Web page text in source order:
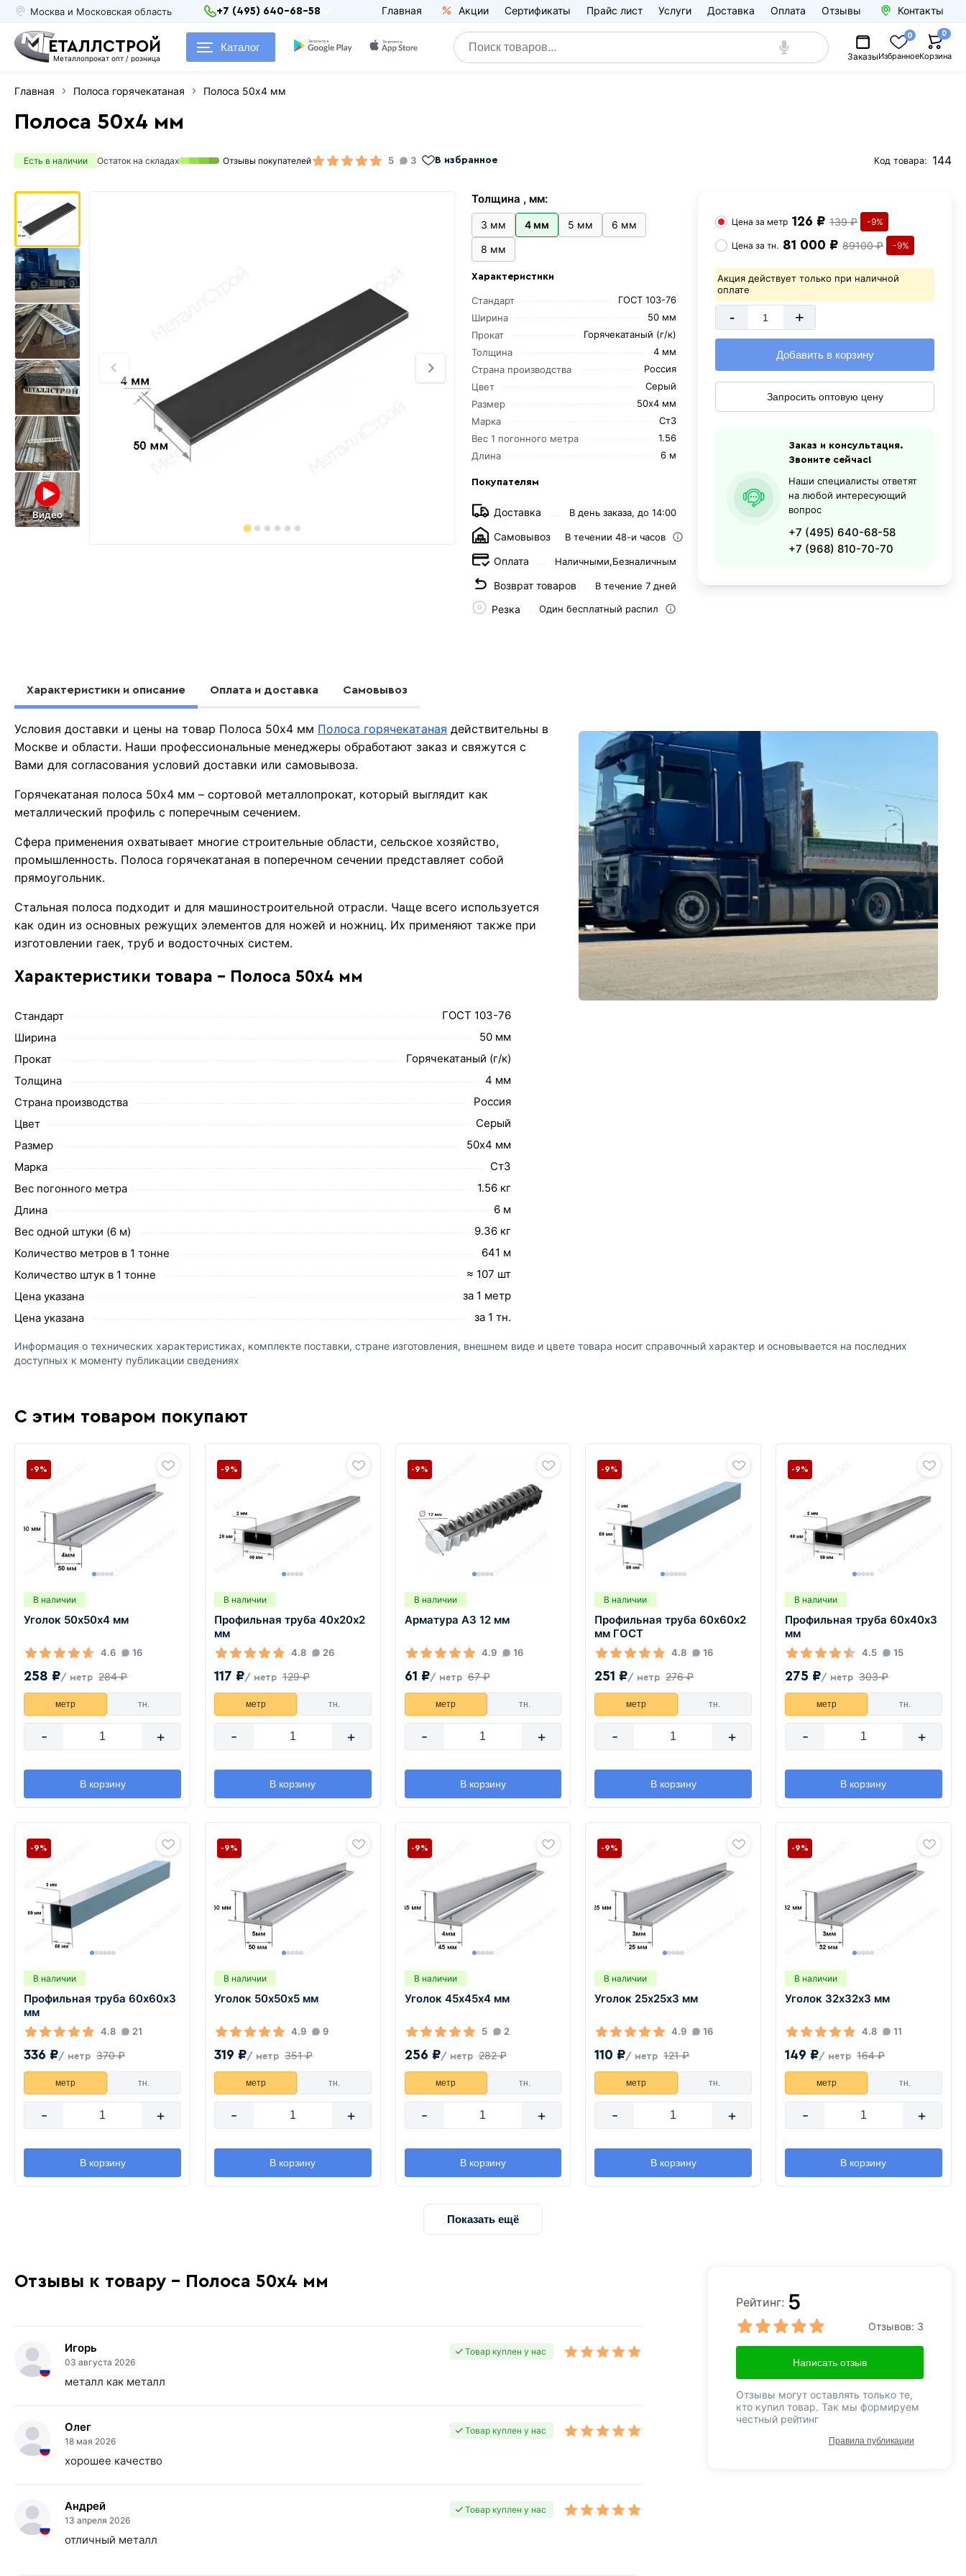
Москва и Московская область +7 (495) 640-68-58 Главная Акции Сертификаты Прайс лист Услуги Доставка Оплата Отзывы Контакты
ЕТАЛЛСТРОЙ
Металлопрокат опт / розница
Каталог
ЗаказыИзбранное
0
Корзина
0
Главная Полоса горячекатаная Полоса 50х4 мм
Полоса 50х4 мм
Есть в наличии Остаток на складах Отзывы покупателей 5 3 В избранное Код товара: 144
Видео
Толщина , мм:
3 мм 4 мм 5 мм
6 мм
8 мм
Характеристики
Стандарт
ГОСТ 103-76
Ширина
50 мм
Прокат
Горячекатаный (г/к)
Толщина
4 мм
Страна производства
Россия
Цвет
Серый
Размер
50х4 мм
Марка
Ст3
Вес 1 погонного метра
1.56
Длина
6 м
Покупателям
Доставка В день заказа, до 14:00
Самовывоз В течении 48-и часов
Оплата Наличными,Безналичным
Возврат товаров В течение 7 дней
Резка Один бесплатный распил
Цена за метр 126 ₽ 139 ₽ -9%
Цена затн. 81 000 ₽ 89100 ₽ -9%
Акция действует только при наличной
оплате
- +
Добавить в корзину
Запросить оптовую цену
Заказ и консультация.
Звоните сейчас!
Наши специалисты ответят
на любой интересующий
вопрос
+7 (495) 640-68-58
+7 (968) 810-70-70
Характеристики и описание Оплата и доставка Самовывоз
Условия доставки и цены на товар Полоса 50х4 мм Полоса горячекатаная действительны в
Москве и области. Наши профессиональные менеджеры обработают заказ и свяжутся с
Вами для согласования условий доставки или самовывоза.
Горячекатаная полоса 50х4 мм – сортовой металлопрокат, который выглядит как
металлический профиль с поперечным сечением.
Сфера применения охватывает многие строительные области, сельское хозяйство,
промышленность. Полоса горячекатаная в поперечном сечении представляет собой
прямоугольник.
Стальная полоса подходит и для машиностроительной отрасли. Чаще всего используется
как один из основных режущих элементов для ножей и ножниц. Их применяют также при
изготовлении гаек, труб и водосточных систем.
Характеристики товара - Полоса 50х4 мм
Стандарт
ГОСТ 103-76
Ширина
50 мм
Прокат
Горячекатаный (г/к)
Толщина
4 мм
Страна производства
Россия
Цвет
Серый
Размер
50х4 мм
Марка
Ст3
Вес погонного метра
1.56 кг
Длина
6 м
Вес одной штуки (6 м)
9.36 кг
Количество метров в 1 тонне
641 м
Количество штук в 1 тонне
≈ 107 шт
Цена указана
за 1 метр
Цена указана
за 1 тн.
Информация о технических характеристиках, комплекте поставки, стране изготовления, внешнем виде и цвете товара носит справочный характер и основывается на последних
доступных к моменту публикации сведениях
С этим товаром покупают
В наличии
Уголок 50х50х4 мм
4.6 16
258 ₽/ метр 284 ₽
-9%
метр тн.
- +
В корзину
В наличии
Профильная труба 40х20х2
мм
4.8 26
117 ₽/ метр 129 ₽
-9%
метр тн.
- +
В корзину
В наличии
Арматура А3 12 мм
4.9 16
61 ₽/ метр 67 ₽
-9%
метр тн.
- +
В корзину
В наличии
Профильная труба 60х60х2
мм ГОСТ
4.8 16
251 ₽/ метр 276 ₽
-9%
метр тн.
- +
В корзину
В наличии
Профильная труба 60х40х3
мм
4.5 15
275 ₽/ метр 303 ₽
-9%
метр тн.
- +
В корзину
В наличии
Профильная труба 60х60х3
мм
4.8 21
336 ₽/ метр 370 ₽
-9%
метр тн.
- +
В корзину
В наличии
Уголок 50х50х5 мм
4.9 9
319 ₽/ метр 351 ₽
-9%
метр тн.
- +
В корзину
В наличии
Уголок 45х45х4 мм
5 2
256 ₽/ метр 282 ₽
-9%
метр тн.
- +
В корзину
В наличии
Уголок 25х25х3 мм
4.9 16
110 ₽/ метр 121 ₽
-9%
метр тн.
- +
В корзину
В наличии
Уголок 32х32х3 мм
4.8 11
149 ₽/ метр 164 ₽
-9%
метр тн.
- +
В корзину
Показать ещё
Отзывы к товару - Полоса 50х4 мм
Игорь
03 августа 2026
Товар куплен у нас
металл как металл
Олег
18 мая 2026
Товар куплен у нас
хорошее качество
Андрей
13 апреля 2026
Товар куплен у нас
отличный металл
Рейтинг: 5
Отзывов: 3
Написать отзыв
Отзывы могут оставлять только те,
кто купил товар. Так мы формируем
честный рейтинг
Правила публикации